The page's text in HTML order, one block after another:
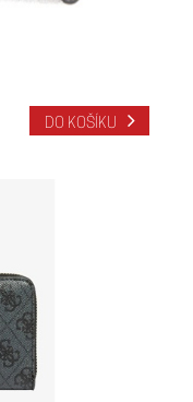
DO KOŠÍKU